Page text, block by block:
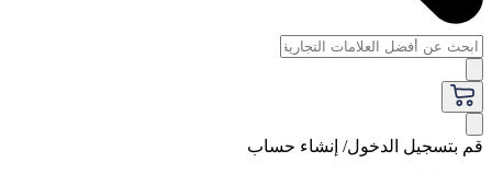
قم بتسجيل الدخول/ إنشاء حساب